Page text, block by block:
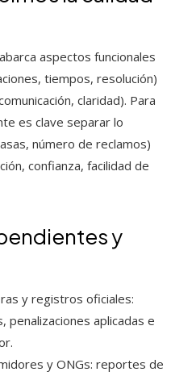
abarca aspectos funcionales
tiempos, resolución)
claridad). Para
es clave separar lo
número de reclamos)
confianza, facilidad de
y
y registros oficiales:
penalizaciones aplicadas e
y ONGs: reportes de